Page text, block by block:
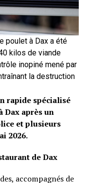
poulet à Dax a été
kilos de viande
inopiné mené par
la destruction
rapide spécialisé
Dax après un
et plusieurs
2026.
de Dax
accompagnés de